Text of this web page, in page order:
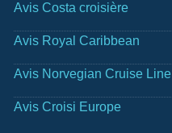
Avis Costa croisière
Avis Royal Caribbean
Avis Norvegian Cruise Line
Avis Croisi Europe